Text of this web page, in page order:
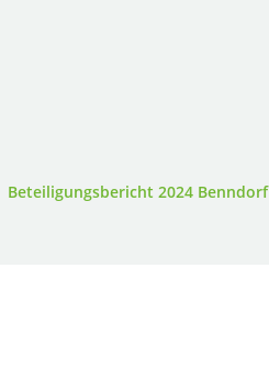
Beteiligungsbericht 2024 Benndorf